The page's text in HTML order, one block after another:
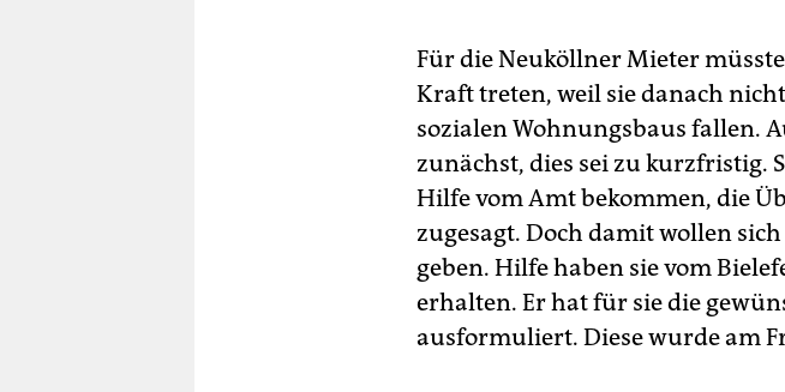
Für die Neuköllner Mieter
Kraft treten, weil sie danach
sozialen Wohnungsbaus fallen.
zunächst, dies sei zu kurzfristig.
Hilfe vom Amt bekommen, die
zugesagt. Doch damit wollen
geben. Hilfe haben sie vom
erhalten. Er hat für sie die
ausformuliert. Diese wurde am